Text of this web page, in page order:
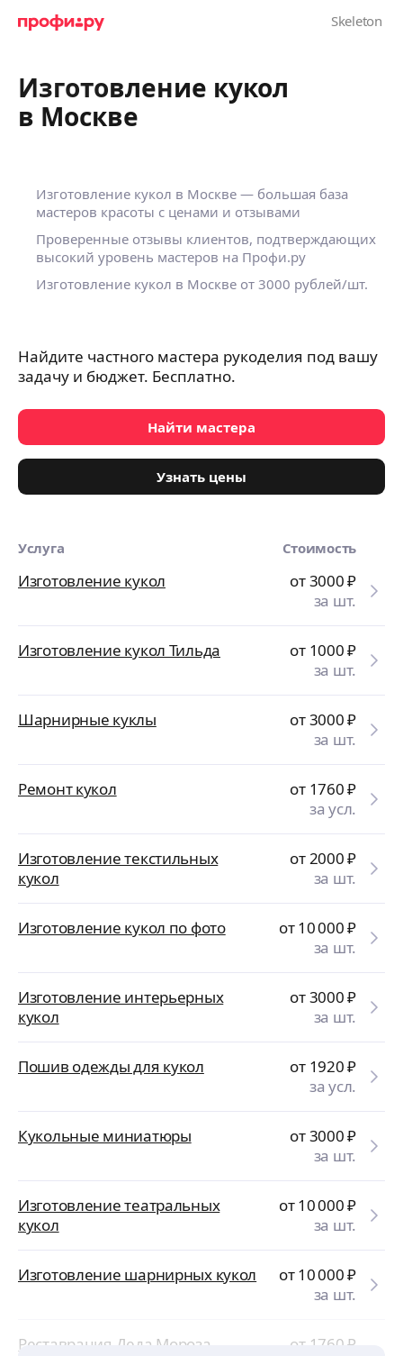
Изготовление кукол
в Москве
Изготовление кукол в Москве — большая база
мастеров красоты с ценами и отзывами
Проверенные отзывы клиентов, подтверждающих
высокий уровень мастеров на Профи.ру
Изготовление кукол в Москве от 3000 рублей/шт.
Найдите частного мастера рукоделия под вашу
задачу и бюджет. Бесплатно.
Найти мастера
Узнать цены
Услуга Стоимость
Изготовление кукол от 3000₽
за шт.
Изготовление кукол Тильда от 1000₽
за шт.
Шарнирные куклы от 3000₽
за шт.
Ремонт кукол от 1760₽
за усл.
Изготовление текстильных
кукол
от 2000₽
за шт.
Изготовление кукол по фото от 10 000₽
за шт.
Изготовление интерьерных
кукол
от 3000₽
за шт.
Пошив одежды для кукол от 1920₽
за усл.
Кукольные миниатюры от 3000₽
за шт.
Изготовление театральных
кукол
от 10 000₽
за шт.
Изготовление шарнирных кукол от 10 000₽
за шт.
Реставрация Деда Мороза от 1760₽